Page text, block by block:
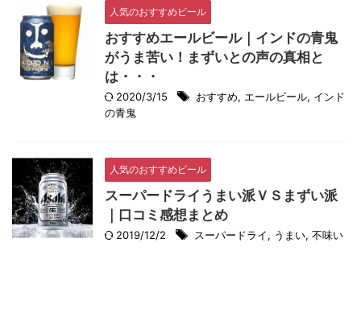
人気のおすすめビール
おすすめエールビール｜インドの青鬼
がうま苦い！まずいとの声の真相と
は・・・
2020/3/15 おすすめ, エールビール, インド
の青鬼
人気のおすすめビール
スーパードライうまい派ＶＳまずい派
｜口コミ感想まとめ
2019/12/2 スーパードライ, うまい, 不味い